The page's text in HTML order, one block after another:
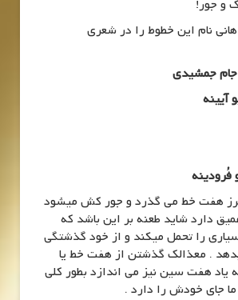
و جور!
نام این خطوط را در شعری
جمشیدی
آیینه
هفت خط می گذرد و جور کش میشود
دارد شاید طعنه بر این باشد که
را تحمل میکند و از خود گذشتگی
. معذالک گذشتن از هفت خط یا
یاد هفت سین نیز می اندازد بطور کلی
جای خودش را دارد .